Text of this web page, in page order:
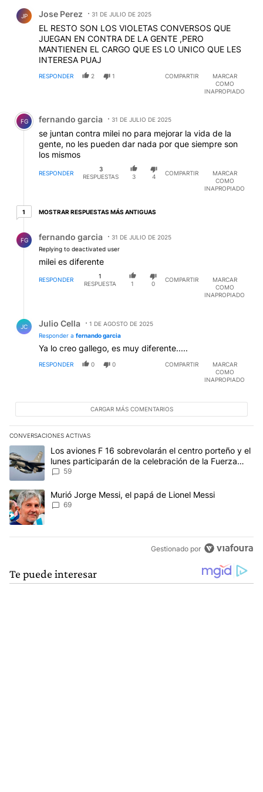
JP Jose Perez 31 DE JULIO DE 2025
EL RESTO SON LOS VIOLETAS CONVERSOS QUE
JUEGAN EN CONTRA DE LA GENTE ,PERO
MANTIENEN EL CARGO QUE ES LO UNICO QUE LES
INTERESA PUAJ
RESPONDER 2 1 COMPARTIR
MARCAR
COMO
INAPROPIADO
Comentario de fernando garcia.
FG fernando garcia 31 DE JULIO DE 2025
se juntan contra milei no para mejorar la vida de la
gente, no les pueden dar nada por que siempre son
los mismos
RESPONDER
3
RESPUESTAS
3 4
COMPARTIR
MARCAR
COMO
INAPROPIADO
11 respuesta más antiguas
MOSTRAR RESPUESTAS MÁS ANTIGUAS
FG fernando garcia
31 DE JULIO DE 2025
Replying to deactivated user
milei es diferente
RESPONDER
1
RESPUESTA
1 0
COMPARTIR
MARCAR
COMO
INAPROPIADO
JC Julio Cella
1 DE AGOSTO DE 2025
Responder a fernando garcia
Ya lo creo gallego, es muy diferente.....
RESPONDER 0 0 COMPARTIR
MARCAR
COMO
INAPROPIADO
CARGAR MÁS COMENTARIOS
CONVERSACIONES ACTIVAS
Este listado muestra los artículos con más comentarios en los
Un artículo de tendencia con el título "Los aviones F 16
Los aviones F 16 sobrevolarán el centro porteño y el
lunes participarán de la celebración de la Fuerza
Aérea
59
Un artículo de tendencia con el título "Murió Jorge Messi, el
Murió Jorge Messi, el papá de Lionel Messi
69
Gestionado por